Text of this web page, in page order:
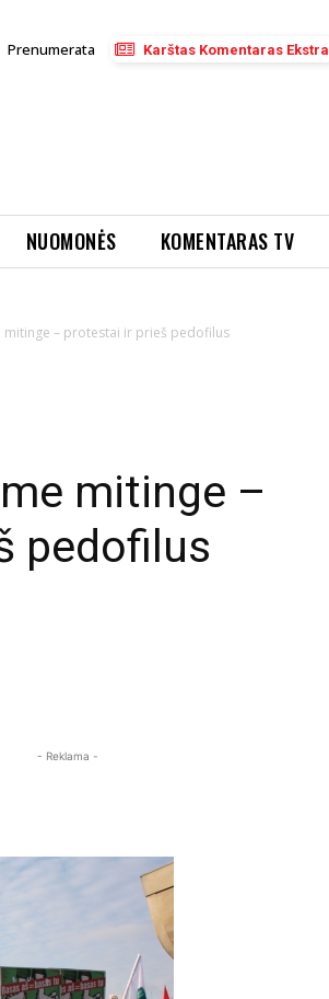
Prenumerata Karštas Komentaras Ekstra
NUOMONĖS KOMENTARAS TV
– protestai ir prieš pedofilus
mitinge –
pedofilus
- Reklama -